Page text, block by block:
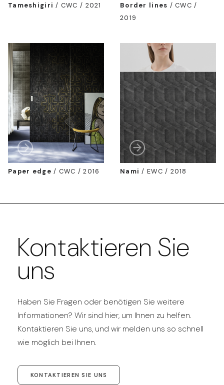
Tameshigiri / CWC / 2021 Border lines /CWC /
2019
Paper edge / CWC / 2016 Nami / EWC / 2018
Kontaktieren Sie
uns
Haben Sie Fragen oder benötigen Sie weitere
Informationen? Wir sind hier, um Ihnen zu helfen.
Kontaktieren Sie uns, und wir melden uns so schnell
wie möglich bei Ihnen.
KONTAKTIEREN SIE UNS